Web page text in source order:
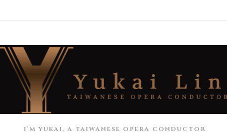
I’M YUKAI, A TAIWANESE OPERA CONDUCTOR